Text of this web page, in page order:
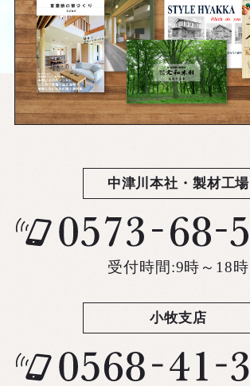
中津川本社・製材工場
受付時間:9時～18時
小牧支店